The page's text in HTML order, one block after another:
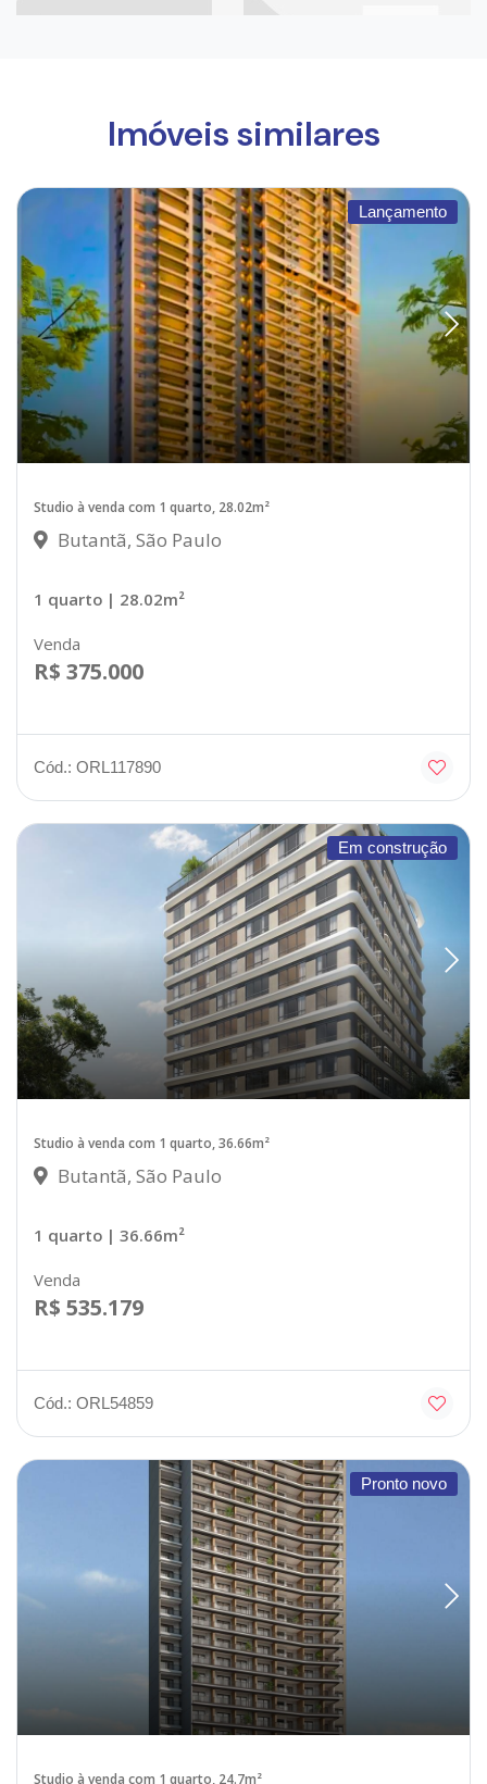
Imóveis similares
Lançamento
Studio à venda com 1 quarto, 28.02m²
Butantã, São Paulo
1 quarto | 28.02m²
Venda
R$ 375.000
Cód.: ORL117890
Em construção
Studio à venda com 1 quarto, 36.66m²
Butantã, São Paulo
1 quarto | 36.66m²
Venda
R$ 535.179
Cód.: ORL54859
Pronto novo
Studio à venda com 1 quarto, 24.7m²